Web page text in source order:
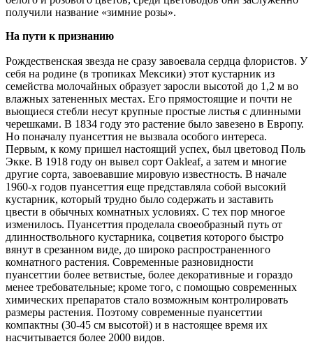
получили название «зимние розы».
На пути к признанию
Рождественская звезда не сразу завоевала сердца флористов. У
себя на родине (в тропиках Мексики) этот кустарник из
семейства молочайных образует заросли высотой до 1,2 м во
влажных затененных местах. Его прямостоящие и почти не
вьющиеся стебли несут крупные простые листья с длинными
черешками. В 1834 году это растение было завезено в Европу.
Но поначалу пуансеттия не вызвала особого интереса.
Первым, к кому пришел настоящий успех, был цветовод Поль
Экке. В 1918 году он вывел сорт Oakleaf, а затем и многие
другие сорта, завоевавшие мировую известность. В начале
1960-х годов пуансеттия еще представляла собой высокий
кустарник, который трудно было содержать и заставить
цвести в обычных комнатных условиях. С тех пор многое
изменилось. Пуансеттия проделала своеобразный путь от
длинноствольного кустарника, соцветия которого быстро
вянут в срезанном виде, до широко распространенного
комнатного растения. Современные разновидности
пуансеттии более ветвистые, более декоративные и гораздо
менее требовательные; кроме того, с помощью современных
химических препаратов стало возможным контролировать
размеры растения. Поэтому современные пуансеттии
компактны (30-45 см высотой) и в настоящее время их
насчитывается более 2000 видов.